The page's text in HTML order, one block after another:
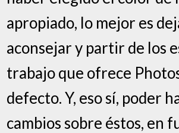
apropiado, lo mejor es
aconsejar y partir de los
trabajo que ofrece
defecto. Y, eso sí, poder
cambios sobre éstos, en